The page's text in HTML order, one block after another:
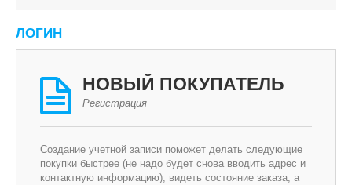
ЛОГИН
НОВЫЙ ПОКУПАТЕЛЬ
Регистрация
Создание учетной записи поможет делать следующие
покупки быстрее (не надо будет снова вводить адрес и
контактную информацию), видеть состояние заказа, а